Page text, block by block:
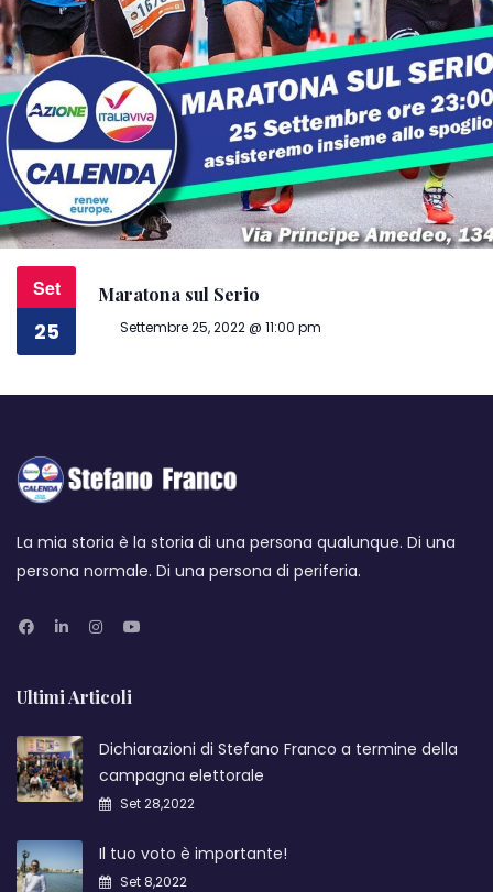
Set
25
Maratona sul Serio
Settembre 25, 2022 @ 11:00 pm
La mia storia è la storia di una persona qualunque. Di una
persona normale. Di una persona di periferia.
Ultimi Articoli
Dichiarazioni di Stefano Franco a termine della
campagna elettorale
Set 28,2022
Il tuo voto è importante!
Set 8,2022